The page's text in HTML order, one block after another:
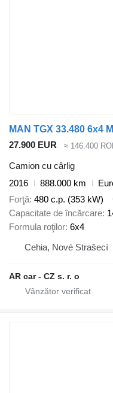
MAN TGX 33.480 6x4
27.900 EUR
≈ 146.400
Camion cu cârlig
2016
888.000 km
Forţă 480 c.p. (353 kW)
Capacitate de încărcare
Formula roţilor 6x4
Cehia, Nové Strašecí
AR car - CZ s. r. o